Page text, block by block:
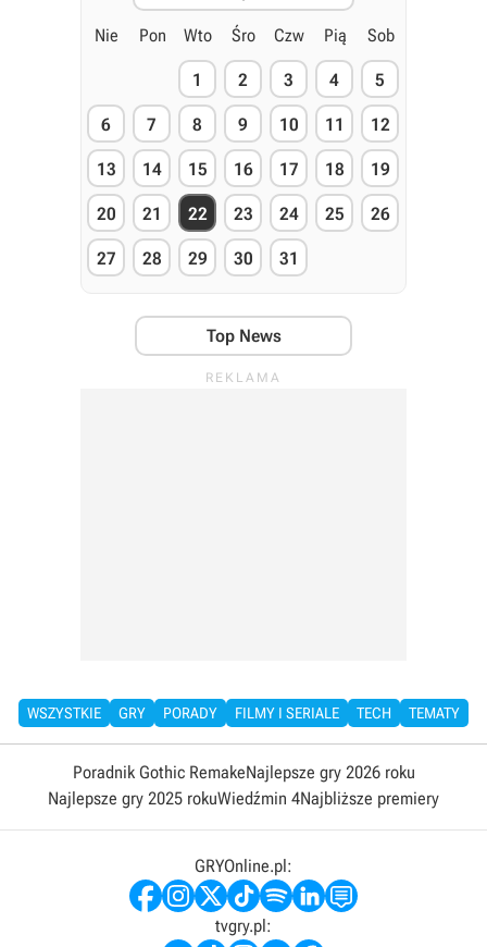
Nie Pon Wto Śro Czw Pią Sob
1 2 3 4 5
6 7 8 9 10 11 12
13 14 15 16 17 18 19
20 21 22 23 24 25 26
27 28 29 30 31
Top News
WSZYSTKIE GRY PORADY FILMY I SERIALE TECH TEMATY
Poradnik Gothic RemakeNajlepsze gry 2026 roku
Najlepsze gry 2025 rokuWiedźmin 4Najbliższe premiery
GRYOnline.pl:
tvgry.pl: